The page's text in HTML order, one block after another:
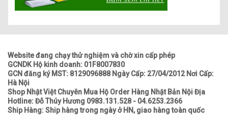
Website đang chạy thử nghiệm và chờ xin cấp phép
GCNDK Hộ kinh doanh: 01F8007830
GCN đăng ký MST: 8129096888 Ngày Cấp: 27/04/2012 Nơi Cấp:
Hà Nội
Shop Nhật Việt Chuyên Mua Hộ Order Hàng Nhật Bản Nội Địa
Hotline: Đỗ Thúy Hương 0983.131.528 - 04.6253.2366
Ship Hàng: Ship hàng trong ngày ở HN, giao hàng toàn quốc